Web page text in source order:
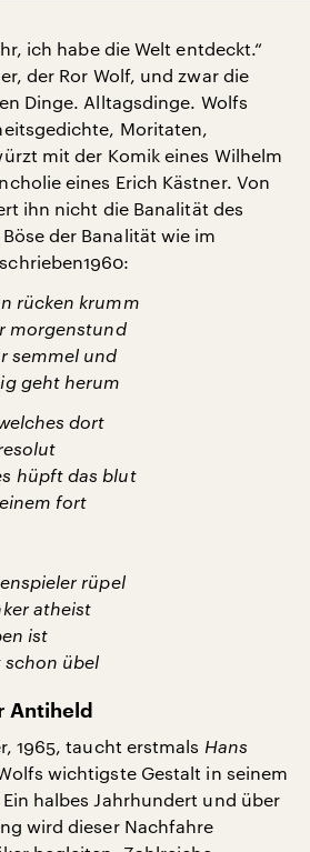
ich habe die Welt entdeckt.“
der Ror Wolf, und zwar die
Dinge. Alltagsdinge. Wolfs
Moritaten,
mit der Komik eines Wilhelm
eines Erich Kästner. Von
ihn nicht die Banalität des
der Banalität wie im
rücken krumm
morgenstund
semmel und
geht herum
dort
hüpft das blut
fort
rüpel
atheist
ist
schon übel
Antiheld
1965, taucht erstmals Hans
wichtigste Gestalt in seinem
halbes Jahrhundert und über
wird dieser Nachfahre